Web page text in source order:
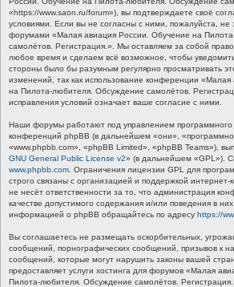
«https://www.saon.ru/forum»), вы подтверждаете своё
условиями. Если вы не согласны с ними, пожалуйста, не
форумами «Малая авиация России. Обучение на
самолётов. Регистрация.». Мы оставляем за собой
любое время и сделаем всё возможное, чтобы
стороны было бы разумным регулярно просматривать
изменений, так как использование конференции
на Пилота-любителя. Обсуждение самолётов.
исправления условий означает ваше согласие с ними.
Наши форумы работают под управлением программного
конференций phpBB (в дальнейшем «они»,
«www.phpbb.com», «phpBB Limited», «phpBB Teams»),
GNU General Public License v2» (в дальнейшем «GPL»).
www.phpbb.com . Ограничения лицензии GPL для
строго связаны с организацией и поддержкой
не несёт ответственности за то, что администрация
качестве допустимого содержания и/или поведения в
информацией о phpBB обращайтесь по адресу https://
Вы соглашаетесь не размещать оскорбительных,
сообщений, порнографических сообщений, призывов к
сообщений, которые могут нарушить законы вашей
предоставляет услуги хостинга для форумов «Малая
Пилота-любителя. Обсуждение самолётов.